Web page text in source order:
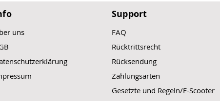
uns
Support
FAQ
Rücktrittsrecht
Rücksendung
Zahlungsarten
Gesetzte und Regeln/E-Scooter